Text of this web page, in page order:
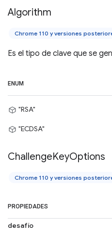
Algorithm
Chrome 110 y versiones
Es el tipo de clave que se
ENUM
"RSA"
"ECDSA"
ChallengeKeyOptions
Chrome 110 y versiones
PROPIEDADES
desafío